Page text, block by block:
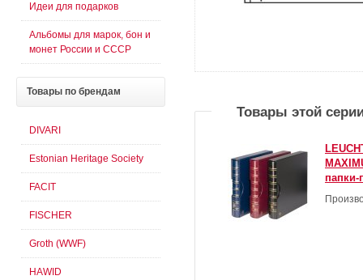
Товары этой
папки-
Идеи для подарков
Альбомы для марок, бон и
монет России и СССР
Товары по брендам
DIVARI
Estonian Heritage Society
FACIT
FISCHER
Groth (WWF)
HAWID